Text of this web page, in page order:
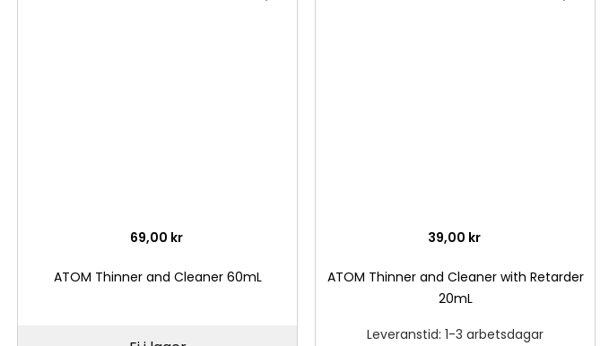
69,00 kr
ATOM Thinner and Cleaner 60mL
39,00 kr
ATOM Thinner and Cleaner with Retarder
20mL
Leveranstid: 1-3 arbetsdagar